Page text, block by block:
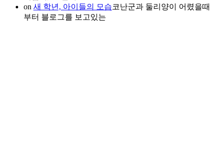
on 새 학년, 아이들의 모습코난군과 둘리양이 어렸을때
부터 블로그를 보고있는